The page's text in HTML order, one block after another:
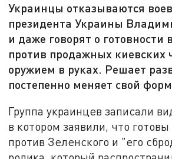
Украинцы отказываются
президента Украины
и даже говорят о готовности
против продажных киевских
оружием в руках. Решает
постепенно меняет свой
Группа украинцев записали
в котором заявили, что
против Зеленского и "его